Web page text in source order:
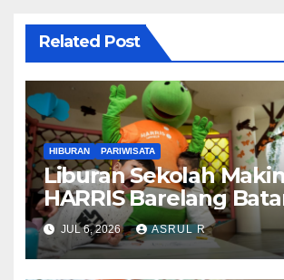
Related Post
HIBURAN PARIWISATA
Liburan Sekolah
HARRIS Barelang
Hadirkan Staycation,
Pass, Foam Party
Sound Healing
JUL 6, 2026 ASRUL R